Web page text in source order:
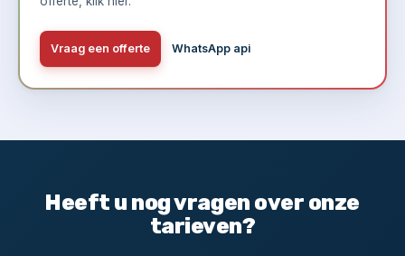
Vraag een offerte WhatsApp api
Heeft u nog vragen over onze
tarieven?